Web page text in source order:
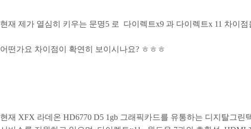
현재 제가 열심히 키우는 문명5 로 다이렉트x9 과 다이렉트x 11 차이
어떤가요 차이점이 확연히 보이시나요? ㅎㅎㅎ
현재 XFX 라데온 HD6770 D5 1gb 그래픽카드를 유통하는 디지탈그린